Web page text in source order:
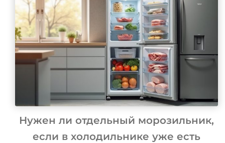
Нужен ли отдельный морозильник,
если в холодильнике уже есть